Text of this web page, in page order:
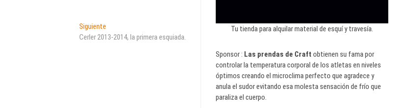
Siguiente
siguiente:
Cerler 2013-2014, la primera esquiada.
Tu tienda para alquilar material de esquí y travesía.
Sponsor : Las prendas de Craft obtienen su fama por
controlar la temperatura corporal de los atletas en niveles
óptimos creando el microclima perfecto que agradece y
anula el sudor evitando esa molesta sensación de frío que
paraliza el cuerpo.